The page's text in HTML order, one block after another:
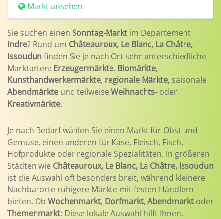
Markt ansehen
Sie suchen einen Sonntag-Markt im Departement
Indre? Rund um Châteauroux, Le Blanc, La Châtre,
Issoudunfinden Sie je nach Ort sehr unterschiedliche
Marktarten: Erzeugermärkte, Biomärkte,
Kunsthandwerkermärkte, regionale Märkte, saisonale
Abendmärkte und teilweise Weihnachts- oder
Kreativmärkte.
Je nach Bedarf wählen Sie einen Markt für Obst und
Gemüse, einen anderen für Käse, Fleisch, Fisch,
Hofprodukte oder regionale Spezialitäten. In größeren
Städten wie Châteauroux, Le Blanc, La Châtre, Issoudun
ist die Auswahl oft besonders breit, während kleinere
Nachbarorte ruhigere Märkte mit festen Händlern
bieten. Ob Wochenmarkt, Dorfmarkt, Abendmarkt oder
Themenmarkt: Diese lokale Auswahl hilft Ihnen,